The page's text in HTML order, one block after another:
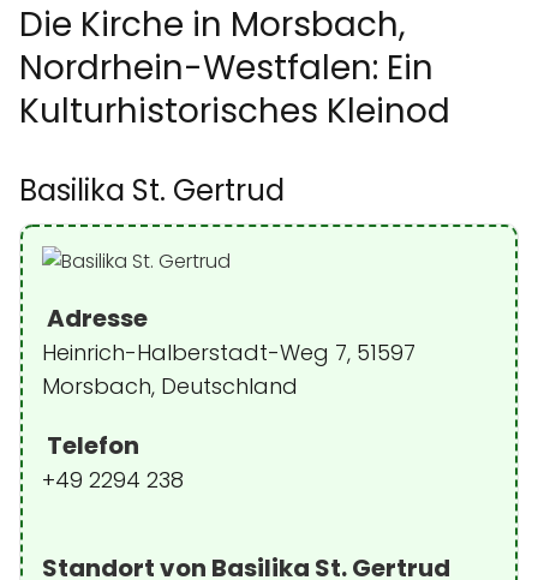
Die Kirche in Morsbach,
Nordrhein-Westfalen: Ein
Kulturhistorisches Kleinod
Basilika St. Gertrud
Adresse
Heinrich-Halberstadt-Weg 7, 51597
Morsbach, Deutschland
Telefon
+49 2294 238
Standort von Basilika St. Gertrud